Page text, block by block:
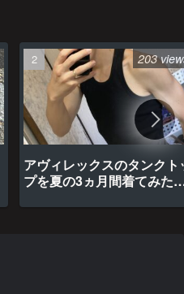
アヴィレックスのタンクト
プを夏の3ヵ月間着てみた
203